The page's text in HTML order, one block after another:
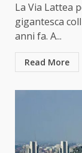
La Via Lattea
gigantesca
anni fa. A...
Read More